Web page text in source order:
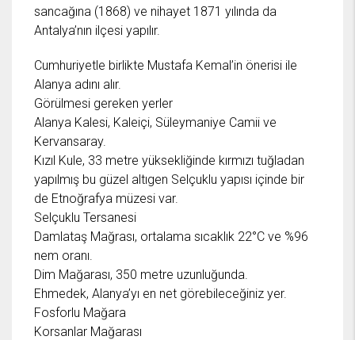
sancağına (1868) ve nihayet 1871 yılında da
Antalya’nın ilçesi yapılır.
Cumhuriyetle birlikte Mustafa Kemal’in önerisi ile
Alanya adını alır.
Görülmesi gereken yerler
Alanya Kalesi, Kaleiçi, Süleymaniye Camii ve
Kervansaray.
Kızıl Kule, 33 metre yüksekliğinde kırmızı tuğladan
yapılmış bu güzel altıgen Selçuklu yapısı içinde bir
de Etnoğrafya müzesi var.
Selçuklu Tersanesi
Damlataş Mağrası, ortalama sıcaklık 22°C ve %96
nem oranı.
Dim Mağarası, 350 metre uzunluğunda.
Ehmedek, Alanya’yı en net görebileceğiniz yer.
Fosforlu Mağara
Korsanlar Mağarası